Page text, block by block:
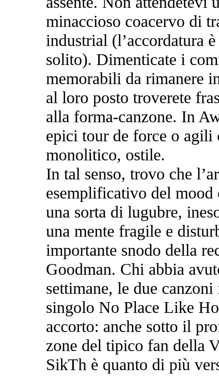
minaccioso coacervo di
industrial (l’accordatura
solito). Dimenticate i
memorabili da rimanere
al loro posto troverete
alla forma-canzone. In
epici tour de force o agili
monolitico, ostile.
In tal senso, trovo che
esemplificativo del mood
una sorta di lugubre,
una mente fragile e
importante snodo della
Goodman. Chi abbia
settimane, le due
singolo No Place Like
accorto: anche sotto il
zone del tipico fan della
SikTh è quanto di più